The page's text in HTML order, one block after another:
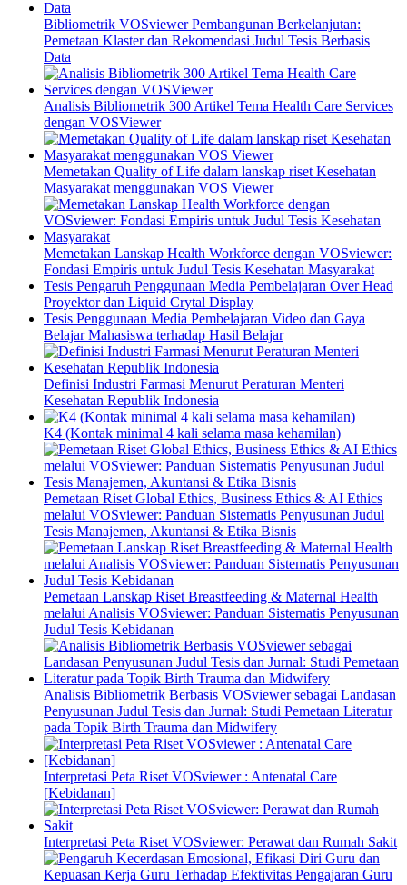
Bibliometrik VOSviewer Pembangunan Berkelanjutan:
Pemetaan Klaster dan Rekomendasi Judul Tesis Berbasis
Data
Analisis Bibliometrik 300 Artikel Tema Health Care Services
dengan VOSViewer
Memetakan Quality of Life dalam lanskap riset Kesehatan
Masyarakat menggunakan VOS Viewer
Memetakan Lanskap Health Workforce dengan VOSviewer:
Fondasi Empiris untuk Judul Tesis Kesehatan Masyarakat
Tesis Pengaruh Penggunaan Media Pembelajaran Over Head
Proyektor dan Liquid Crytal Display
Tesis Penggunaan Media Pembelajaran Video dan Gaya
Belajar Mahasiswa terhadap Hasil Belajar
Definisi Industri Farmasi Menurut Peraturan Menteri
Kesehatan Republik Indonesia
K4 (Kontak minimal 4 kali selama masa kehamilan)
Pemetaan Riset Global Ethics, Business Ethics & AI Ethics
melalui VOSviewer: Panduan Sistematis Penyusunan Judul
Tesis Manajemen, Akuntansi & Etika Bisnis
Pemetaan Lanskap Riset Breastfeeding & Maternal Health
melalui Analisis VOSviewer: Panduan Sistematis Penyusunan
Judul Tesis Kebidanan
Analisis Bibliometrik Berbasis VOSviewer sebagai Landasan
Penyusunan Judul Tesis dan Jurnal: Studi Pemetaan Literatur
pada Topik Birth Trauma dan Midwifery
Interpretasi Peta Riset VOSviewer : Antenatal Care
[Kebidanan]
Interpretasi Peta Riset VOSviewer: Perawat dan Rumah Sakit